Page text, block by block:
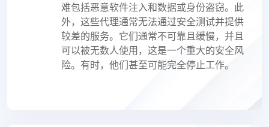
难包括恶意软件注入和数据或身份盗窃。此
外，这些代理通常无法通过安全测试并提供
较差的服务。它们通常不可靠且缓慢，并且
可以被无数人使用，这是一个重大的安全风
险。有时，他们甚至可能完全停止工作。